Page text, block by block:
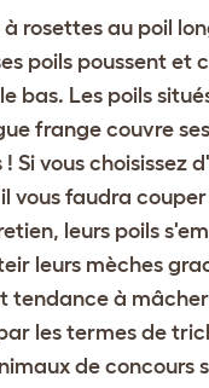
rosettes au poil
poils poussent et
bas. Les poils
frange couvre
Si vous choisissez
faudra
leurs poils
leurs mèches
tendance à
les termes de
de concours